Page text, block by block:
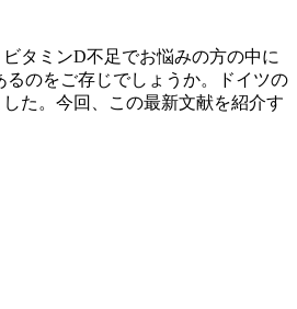
タミンD不足でお悩みの方の中に
のをご存じでしょうか。ドイツの
た。今回、この最新文献を紹介す